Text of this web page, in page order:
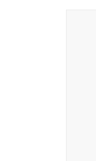
드라
만나
공유